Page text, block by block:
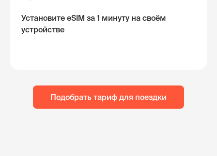
Установите eSIM за 1 минуту на своём
устройстве
Подобрать тариф для поездки